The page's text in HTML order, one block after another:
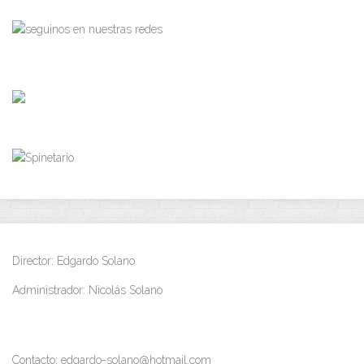
Director: Edgardo Solano
Administrador: Nicolás Solano
Contacto: edgardo-solano@hotmail.com